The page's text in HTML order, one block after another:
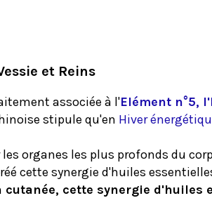
et Reins
associée à l'Elément n°5,
stipule qu'en Hiver
organes les plus profonds du
cette synergie d'huiles
cutanée, cette synergie